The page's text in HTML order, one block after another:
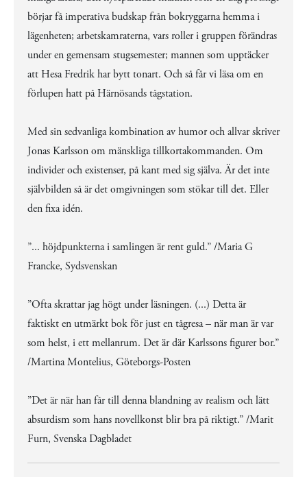
börjar få imperativa budskap från bokryggarna hemma i
lägenheten; arbetskamraterna, vars roller i gruppen förändras
under en gemensam stugsemester; mannen som upptäcker
att Hesa Fredrik har bytt tonart. Och så får vi läsa om en
förlupen hatt på Härnösands tågstation.
Med sin sedvanliga kombination av humor och allvar skriver
Jonas Karlsson om mänskliga tillkortakommanden. Om
individer och existenser, på kant med sig själva. Är det inte
självbilden så är det omgivningen som stökar till det. Eller
den fixa idén.
”... höjdpunkterna i samlingen är rent guld.” /Maria G
Francke, Sydsvenskan
”Ofta skrattar jag högt under läsningen. (...) Detta är
faktiskt en utmärkt bok för just en tågresa – när man är var
som helst, i ett mellanrum. Det är där Karlssons figurer bor.”
/Martina Montelius, Göteborgs-Posten
”Det är när han får till denna blandning av realism och lätt
absurdism som hans novellkonst blir bra på riktigt.” /Marit
Furn, Svenska Dagbladet